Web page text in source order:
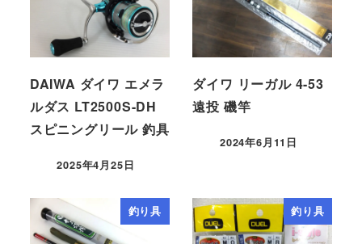
DAIWA ダイワ エメラ
ルダス LT2500S-DH
スピニングリール 釣具
2025年4月25日
ダイワ リーガル 4-53
遠投 磯竿
2024年6月11日
釣り具 釣り具